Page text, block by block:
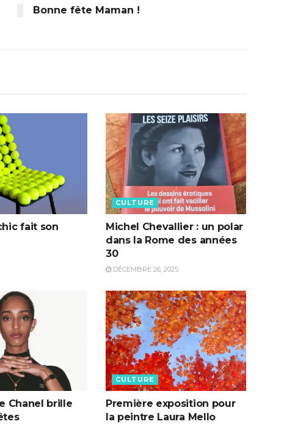
Bonne fête Maman !
fait son
CULTURE
Michel Chevallier : un polar
dans la Rome des années
30
DÉCEMBRE 26, 2025
Chanel brille
CULTURE
Première exposition pour
la peintre Laura Mello